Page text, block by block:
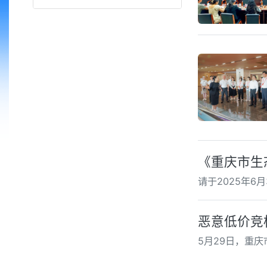
《重庆市
请于2025年6
恶意低价
5月29日，重庆